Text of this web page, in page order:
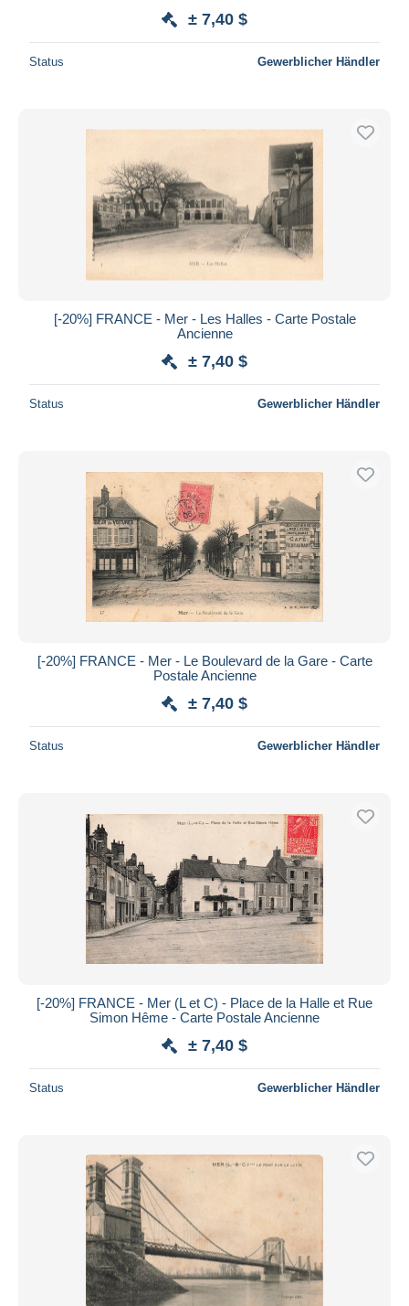
± 7,40 $
Status Gewerblicher Händler
[-20%] FRANCE - Mer - Les Halles - Carte Postale
Ancienne
± 7,40 $
Status Gewerblicher Händler
[-20%] FRANCE - Mer - Le Boulevard de la Gare - Carte
Postale Ancienne
± 7,40 $
Status Gewerblicher Händler
[-20%] FRANCE - Mer (L et C) - Place de la Halle et Rue
Simon Hême - Carte Postale Ancienne
± 7,40 $
Status Gewerblicher Händler